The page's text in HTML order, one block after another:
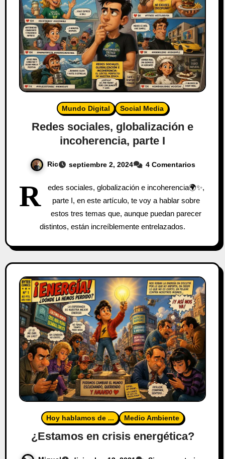
Mundo Digital Social Media
Redes sociales, globalización e
incoherencia, parte I
Ric septiembre 2, 2024 4 Comentarios
R
edes sociales, globalización e incoherencia🌍✨,
parte I, en este artículo, te voy a hablar sobre
estos tres temas que, aunque puedan parecer
distintos, están increíblemente entrelazados.
Hoy hablamos de ... Medio Ambiente
¿Estamos en crisis energética?